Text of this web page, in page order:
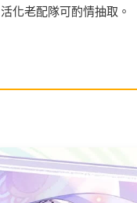
活化老配隊可酌情抽取。